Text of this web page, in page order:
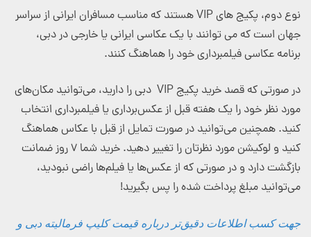
نوع دوم، پکیج های VIP هستند که مناسب مسافران ایرانی از سراسر
جهان است که می توانند با یک عکاسی ایرانی یا خارجی در دبی،
برنامه عکاسی فیلمبرداری خود را هماهنگ کنند.
در صورتی که قصد خرید پکیج VIP دبی را دارید، می‌توانید مکان‌های
مورد نظر خود را یک هفته قبل از عکس‌برداری یا فیلمبرداری انتخاب
کنید. همچنین می‌توانید در صورت تمایل از قبل با عکاس هماهنگ
کنید و لوکیشن مورد نظرتان را تغییر دهید. خرید شما ۷ روز ضمانت
بازگشت دارد و در صورتی که از عکس‌ها یا فیلم‌ها راضی نبودید،
می‌توانید مبلغ پرداخت شده را پس بگیرید!
جهت کسب اطلاعات دقیق‌تر درباره قیمت کلیپ فرمالیته دبی و